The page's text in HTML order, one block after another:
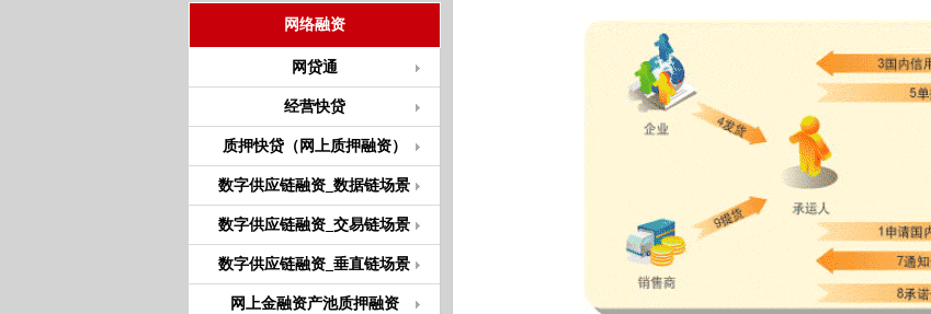
网络融资
网贷通
经营快贷
质押快贷（网上质押融资）
数字供应链融资_数据链场景
数字供应链融资_交易链场景
数字供应链融资_垂直链场景
网上金融资产池质押融资